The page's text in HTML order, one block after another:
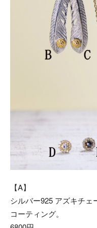
【A】
シルバー925 アズキチェ
コーティング。